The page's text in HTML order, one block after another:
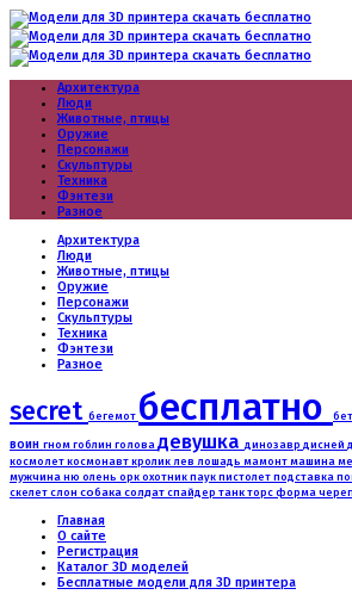
Архитектура
Люди
Животные, птицы
Оружие
Персонажи
Скульптуры
Техника
Фэнтези
Разное
Архитектура
Люди
Животные, птицы
Оружие
Персонажи
Скульптуры
Техника
Фэнтези
Разное
secret бегемот бесплатно
воин гном гоблин голова девушка динозавр дисней
космолет космонавт кролик лев лошадь мамонт машина
мужчина ню олень орк охотник паук пистолет подставка
скелет слон собакасолдат спайдер танк торс форма череп
Главная
О сайте
Регистрация
Каталог 3D моделей
Бесплатные модели для 3D принтера